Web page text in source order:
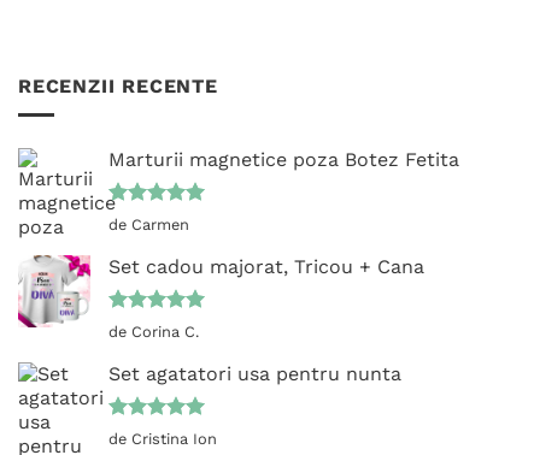
RECENZII RECENTE
Marturii magnetice poza Botez Fetita
Evaluat la
de Carmen
Set cadou majorat, Tricou + Cana
Evaluat la
de Corina C.
Set agatatori usa pentru nunta
Evaluat la
de Cristina Ion